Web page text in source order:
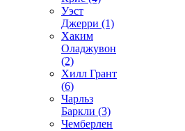
Уэст
Джерри (1)
Хаким
Оладжувон
(2)
Хилл Грант
(6)
Чарльз
Баркли (3)
Чемберлен